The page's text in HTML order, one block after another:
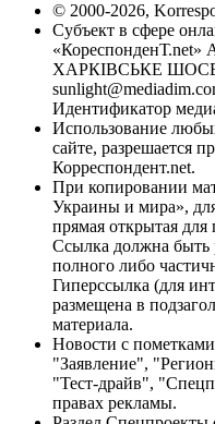
© 2000-2026,
Субъект в сфере
«КореспонденТ.net»
ХАРКІВСЬКЕ ШОСЕ,
Идентификатор
Использование
сайте, разрешается
Корреспондент.net.
При копировании
Украины и мира»,
прямая открытая
Ссылка должна быть
полного либо
Гиперссылка (для
размещена в
материала.
Новости с
"Заявление",
"Тест-драйв",
правах рекламы.